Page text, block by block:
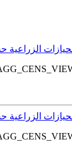
الزراعية
الزراعية